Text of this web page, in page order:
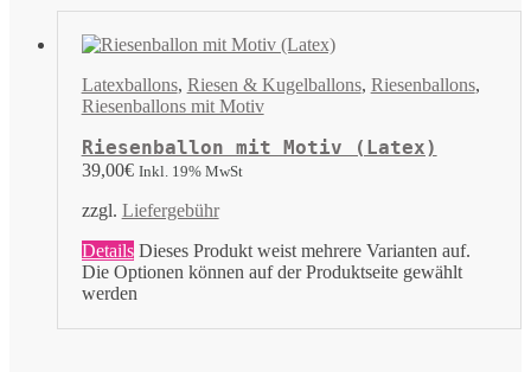
Latexballons, Riesen & Kugelballons, Riesenballons,
Riesenballons mit Motiv
Riesenballon mit Motiv (Latex)
39,00€ Inkl. 19% MwSt
zzgl. Liefergebühr
Details Dieses Produkt weist mehrere Varianten auf.
Die Optionen können auf der Produktseite gewählt
werden